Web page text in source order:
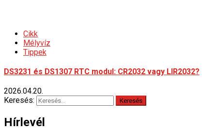
Cikk
Mélyvíz
Tippek
DS3231 és DS1307 RTC modul: CR2032 vagy LIR2032?
2026.04.20.
Keresés:
Hírlevél